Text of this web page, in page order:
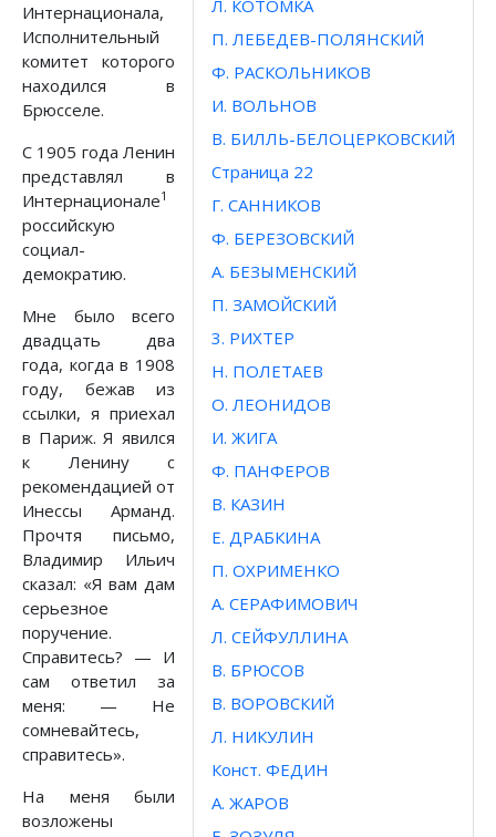
Л. КОТОМКА
П. ЛЕБЕДЕВ-ПОЛЯНСКИЙ
Ф. РАСКОЛЬНИКОВ
И. ВОЛЬНОВ
В. БИЛЛЬ-БЕЛОЦЕРКОВСКИЙ
Страница 22
Г. САННИКОВ
Ф. БЕРЕЗОВСКИЙ
А. БЕЗЫМЕНСКИЙ
П. ЗАМОЙСКИЙ
3. РИХТЕР
Н. ПОЛЕТАЕВ
О. ЛЕОНИДОВ
И. ЖИГА
Ф. ПАНФЕРОВ
В. КАЗИН
Е. ДРАБКИНА
П. ОХРИМЕНКО
А. СЕРАФИМОВИЧ
Л. СЕЙФУЛЛИНА
В. БРЮСОВ
В. ВОРОВСКИЙ
Л. НИКУЛИН
Конст. ФЕДИН
А. ЖАРОВ
Интернационала,
Исполнительный
комитет которого
находился в
Брюсселе.
С 1905 года Ленин
представлял в
Интернационале1
российскую
социал-
демократию.
Мне было всего
двадцать два
года, когда в 1908
году, бежав из
ссылки, я приехал
в Париж. Я явился
к Ленину с
рекомендацией от
Инессы Арманд.
Прочтя письмо,
Владимир Ильич
сказал: «Я вам дам
серьезное
поручение.
Справитесь? — И
сам ответил за
меня: — Не
сомневайтесь,
справитесь».
На меня были
возложены